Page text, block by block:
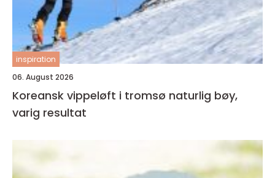
inspiration
06. August 2026
Koreansk vippeløft i tromsø naturlig bøy,
varig resultat